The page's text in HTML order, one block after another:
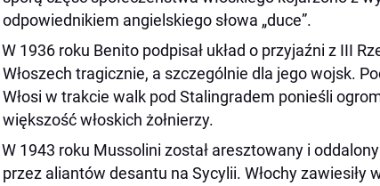
odpowiednikiem angielskiego słowa „duce”.
W 1936 roku Benito podpisał układ o przyjaźni z III
Włoszech tragicznie, a szczególnie dla jego wojsk.
Włosi w trakcie walk pod Stalingradem ponieśli
większość włoskich żołnierzy.
W 1943 roku Mussolini został aresztowany i
przez aliantów desantu na Sycylii. Włochy zawiesiły